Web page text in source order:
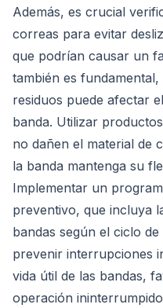
Además, es crucial
correas para evitar
que podrían causar un
también es
residuos puede afectar
banda. Utilizar
no dañen el material de
la banda mantenga su
Implementar un
preventivo, que incluya
bandas según el ciclo
prevenir interrupciones
vida útil de las bandas,
operación